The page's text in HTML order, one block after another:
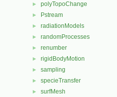
► polyTopoChange
► Pstream
► radiationModels
► randomProcesses
► renumber
► rigidBodyMotion
► sampling
► specieTransfer
► surfMesh